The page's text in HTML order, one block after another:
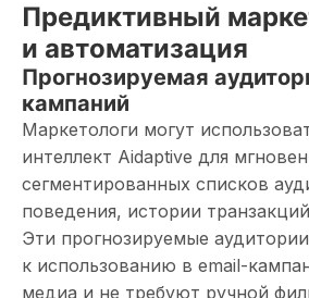
Предиктивный
и автоматизация
Прогнозируемая
кампаний
Маркетологи могут
интеллект Aidaptive для
сегментированных списков
поведения, истории
Эти прогнозируемые
к использованию в email-
медиа и не требуют ручной